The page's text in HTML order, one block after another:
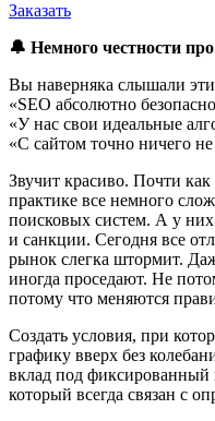
Заказать
🔔 Немного честности
Вы наверняка слышали
«SEO абсолютно
«У нас свои идеальные
«С сайтом точно ничего не
Звучит красиво. Почти
практике все немного
поисковых систем. А у
и санкции. Сегодня все
рынок слегка штормит.
иногда проседают. Не
потому что меняются
Создать условия, при
графику вверх без
вклад под фиксированный
который всегда связан с